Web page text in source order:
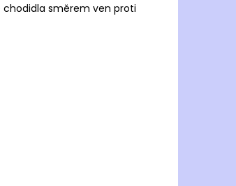
směrem ven proti